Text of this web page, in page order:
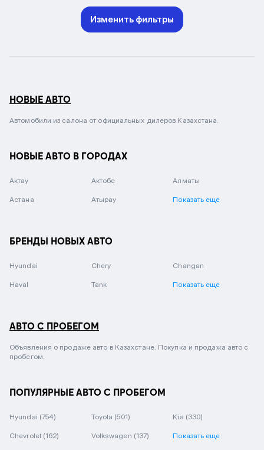
Изменить фильтры
НОВЫЕ АВТО
Автомобили из салона от официальных дилеров Казахстана.
НОВЫЕ АВТО В ГОРОДАХ
Актау Актобе Алматы
Астана Атырау Показать еще
БРЕНДЫ НОВЫХ АВТО
Hyundai Chery Changan
Haval Tank Показать еще
АВТО С ПРОБЕГОМ
Объявления о продаже авто в Казахстане. Покупка и продажа авто с
пробегом.
ПОПУЛЯРНЫЕ АВТО С ПРОБЕГОМ
Hyundai (754) Toyota (501) Kia (330)
Chevrolet (162) Volkswagen (137) Показать еще